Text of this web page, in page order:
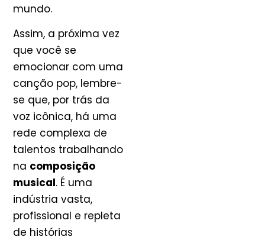
mundo.
Assim, a próxima vez
que você se
emocionar com uma
canção pop, lembre-
se que, por trás da
voz icônica, há uma
rede complexa de
talentos trabalhando
na composição
musical. É uma
indústria vasta,
profissional e repleta
de histórias